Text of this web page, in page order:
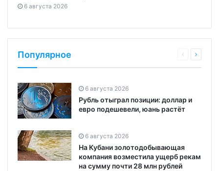
6 августа 2026
Популярное
6 августа 2026
Рубль отыграл позиции: доллар и
евро подешевели, юань растёт
6 августа 2026
На Кубани золотодобывающая
компания возместила ущерб рекам
на сумму почти 28 млн рублей